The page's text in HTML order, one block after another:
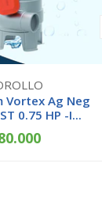
Vortex Ag Neg
0.75 HP -I...
+